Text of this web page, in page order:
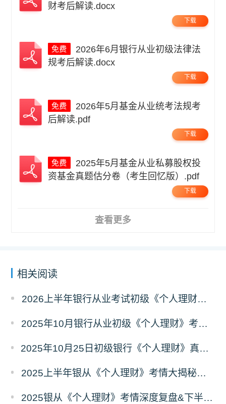
财考后解读.docx
下载
规考后解读.docx
下载
后解读.pdf
下载
资基金真题估分卷（考生回忆版）.pdf
下载
查看更多
相关阅读
2026上半年银行从业考试初级《个人理财》考试大纲
2025年10月银行从业初级《个人理财》考情复盘+2026考点预测
2025年10月25日初级银行《个人理财》真题估分卷（考生回忆版）
2025上半年银从《个人理财》考情大揭秘！下半年重点抢先看！
2025银从《个人理财》考情深度复盘&下半年必考点预测